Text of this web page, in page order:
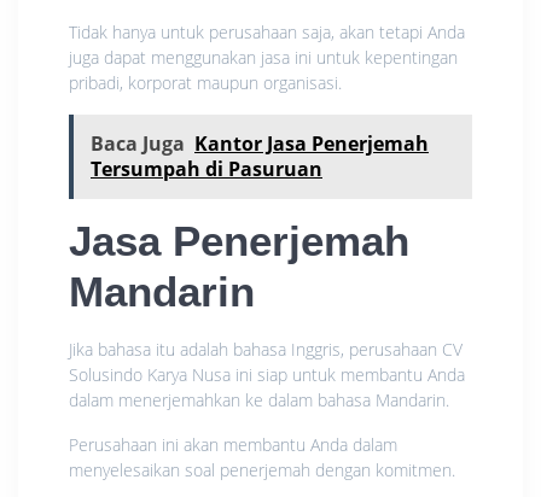
Tidak hanya untuk perusahaan saja, akan tetapi Anda
juga dapat menggunakan jasa ini untuk kepentingan
pribadi, korporat maupun organisasi.
Baca Juga Kantor Jasa Penerjemah
Tersumpah di Pasuruan
Jasa Penerjemah
Mandarin
Jika bahasa itu adalah bahasa Inggris, perusahaan CV
Solusindo Karya Nusa ini siap untuk membantu Anda
dalam menerjemahkan ke dalam bahasa Mandarin.
Perusahaan ini akan membantu Anda dalam
menyelesaikan soal penerjemah dengan komitmen.